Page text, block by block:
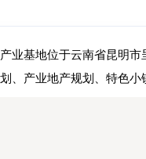
业基地位于云南省昆明
、产业地产规划、特色